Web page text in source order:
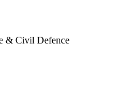
& Civil Defence